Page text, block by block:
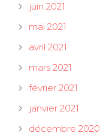
juin 2021
mai 2021
avril 2021
mars 2021
février 2021
janvier 2021
décembre 2020